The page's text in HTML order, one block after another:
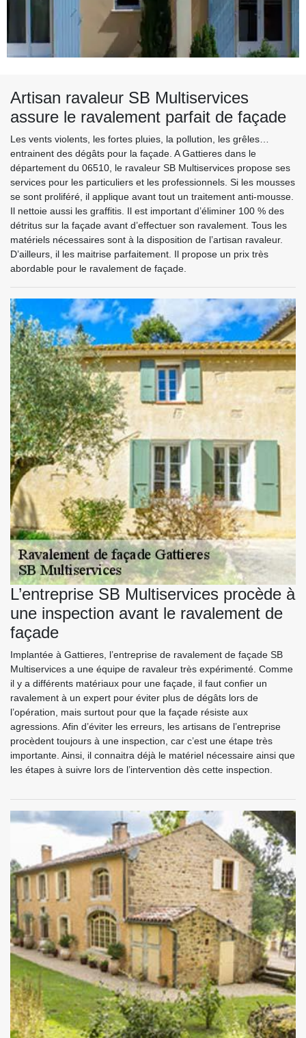
Artisan ravaleur SB Multiservices
assure le ravalement parfait de façade
Les vents violents, les fortes pluies, la pollution, les grêles…
entrainent des dégâts pour la façade. A Gattieres dans le
département du 06510, le ravaleur SB Multiservices propose ses
services pour les particuliers et les professionnels. Si les mousses
se sont proliféré, il applique avant tout un traitement anti-mousse.
Il nettoie aussi les graffitis. Il est important d’éliminer 100 % des
détritus sur la façade avant d’effectuer son ravalement. Tous les
matériels nécessaires sont à la disposition de l’artisan ravaleur.
D’ailleurs, il les maitrise parfaitement. Il propose un prix très
abordable pour le ravalement de façade.
L’entreprise SB Multiservices procède à
une inspection avant le ravalement de
façade
Implantée à Gattieres, l’entreprise de ravalement de façade SB
Multiservices a une équipe de ravaleur très expérimenté. Comme
il y a différents matériaux pour une façade, il faut confier un
ravalement à un expert pour éviter plus de dégâts lors de
l’opération, mais surtout pour que la façade résiste aux
agressions. Afin d’éviter les erreurs, les artisans de l’entreprise
procèdent toujours à une inspection, car c’est une étape très
importante. Ainsi, il connaitra déjà le matériel nécessaire ainsi que
les étapes à suivre lors de l’intervention dès cette inspection.